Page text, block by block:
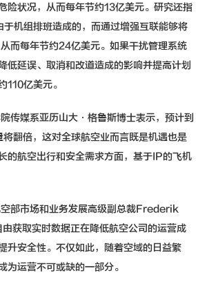
险状况，从而每年节约13亿美元。研究还指
机组排班造成的，而通过增强互联能够将
而每年节约24亿美元。如果干扰管理系统
低延误、取消和改道造成的影响并提高计划
110亿美元。
翻倍，这对全球航空业而言既是机遇也是
的航空出行和安全需求方面，基于IP的飞机
获取实时数据正在降低航空公司的运营成
升安全性。不仅如此，随着空域的日益繁
为运营不可或缺的一部分。